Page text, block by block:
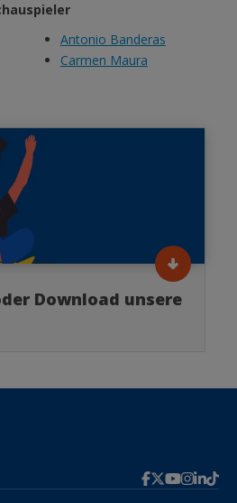
Antonio Banderas
Carmen Maura
Download unsere